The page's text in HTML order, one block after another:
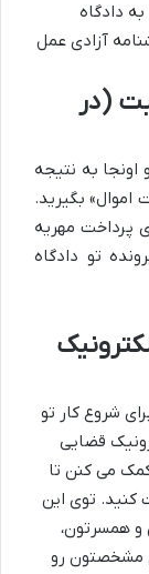
دادگاه
آزادی عمل
(در
اونجا به نتیجه
اموال» بگیرید.
پرداخت مهریه
تو دادگاه
شروع کار تو
قضایی
می کنن تا
کنید. توی این
همسرتون،
مشخصتون رو